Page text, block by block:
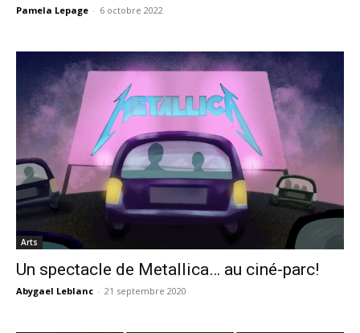
Pamela Lepage - 6 octobre 2022
Arts
Un spectacle de Metallica… au ciné-parc!
Abygael Leblanc - 21 septembre 2020